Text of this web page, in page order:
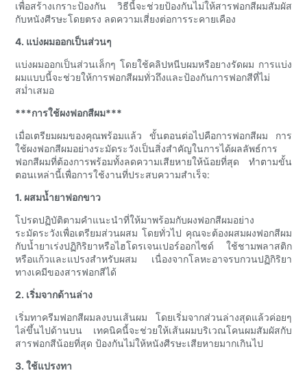
เพื่อสร้างเกราะป้องกัน วิธีนี้จะช่วยป้องกันไม่ให้สารฟอกสีผมสัมผัส
กับหนังศีรษะโดยตรง ลดความเสี่ยงต่อการระคายเคือง
4. แบ่งผมออกเป็นส่วนๆ
แบ่งผมออกเป็นส่วนเล็กๆ โดยใช้คลิปหนีบผมหรือยางรัดผม การแบ่ง
ผมแบบนี้จะช่วยให้การฟอกสีผมทั่วถึงและป้องกันการฟอกสีที่ไม่
สม่ำเสมอ
***การใช้ผงฟอกสีผม***
เมื่อเตรียมผมของคุณพร้อมแล้ว ขั้นตอนต่อไปคือการฟอกสีผม การ
ใช้ผงฟอกสีผมอย่างระมัดระวังเป็นสิ่งสำคัญในการได้ผลลัพธ์การ
ฟอกสีผมที่ต้องการพร้อมทั้งลดความเสียหายให้น้อยที่สุด ทำตามขั้น
ตอนเหล่านี้เพื่อการใช้งานที่ประสบความสำเร็จ:
1. ผสมน้ำยาฟอกขาว
โปรดปฏิบัติตามคำแนะนำที่ให้มาพร้อมกับผงฟอกสีผมอย่าง
ระมัดระวังเพื่อเตรียมส่วนผสม โดยทั่วไป คุณจะต้องผสมผงฟอกสีผม
กับน้ำยาเร่งปฏิกิริยาหรือไฮโดรเจนเปอร์ออกไซด์ ใช้ชามพลาสติก
หรือแก้วและแปรงสำหรับผสม เนื่องจากโลหะอาจรบกวนปฏิกิริยา
ทางเคมีของสารฟอกสีได้
2. เริ่มจากด้านล่าง
เริ่มทาครีมฟอกสีผมลงบนเส้นผม โดยเริ่มจากส่วนล่างสุดแล้วค่อยๆ
ไล่ขึ้นไปด้านบน เทคนิคนี้จะช่วยให้เส้นผมบริเวณโคนผมสัมผัสกับ
สารฟอกสีน้อยที่สุด ป้องกันไม่ให้หนังศีรษะเสียหายมากเกินไป
3. ใช้แปรงทา